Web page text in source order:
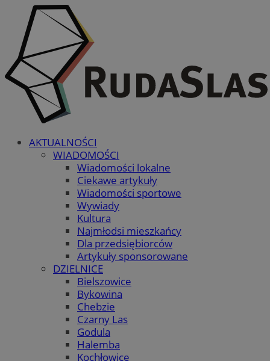
AKTUALNOŚCI
WIADOMOŚCI
Wiadomości lokalne
Ciekawe artykuły
Wiadomości sportowe
Wywiady
Kultura
Najmłodsi mieszkańcy
Dla przedsiębiorców
Artykuły sponsorowane
DZIELNICE
Bielszowice
Bykowina
Chebzie
Czarny Las
Godula
Halemba
Kochłowice